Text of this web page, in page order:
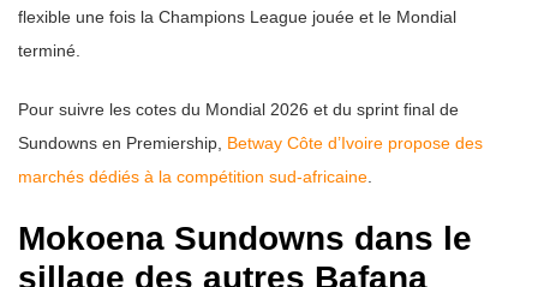
flexible une fois la Champions League jouée et le Mondial
terminé.
Pour suivre les cotes du Mondial 2026 et du sprint final de
Sundowns en Premiership, Betway Côte d’Ivoire propose des
marchés dédiés à la compétition sud-africaine
Mokoena Sundowns dans le
sillage des autres Bafana